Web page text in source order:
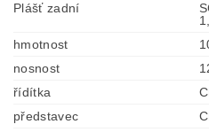
Plášť zadní
hmotnost
nosnost
řídítka
představec